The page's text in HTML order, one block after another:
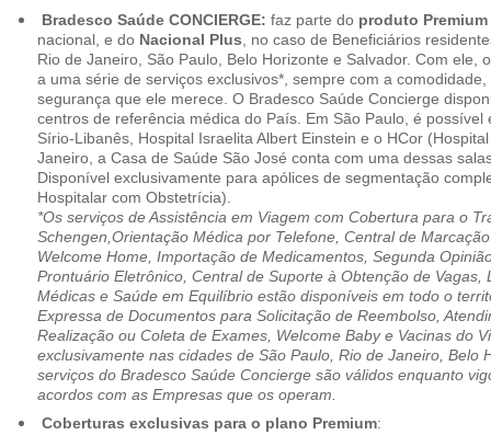
Bradesco Saúde CONCIERGE: faz parte do produto Premium
nacional, e do Nacional Plus , no caso de Beneficiários
Rio de Janeiro, São Paulo, Belo Horizonte e Salvador. Com ele,
a uma série de serviços exclusivos*, sempre com a
segurança que ele merece. O Bradesco Saúde Concierge
centros de referência médica do País. Em São Paulo, é possível
Sírio-Libanês, Hospital Israelita Albert Einstein e o HCor
Janeiro, a Casa de Saúde São José conta com uma dessas
Disponível exclusivamente para apólices de segmentação
Hospitalar com Obstetrícia).
*Os serviços de Assistência em Viagem com Cobertura para o
Schengen,Orientação Médica por Telefone, Central de
Welcome Home, Importação de Medicamentos, Segunda
Prontuário Eletrônico, Central de Suporte à Obtenção de Vagas,
Médicas e Saúde em Equilíbrio estão disponíveis em todo o
Expressa de Documentos para Solicitação de Reembolso,
Realização ou Coleta de Exames, Welcome Baby e Vacinas do
exclusivamente nas cidades de São Paulo, Rio de Janeiro, Belo
serviços do Bradesco Saúde Concierge são válidos enquanto
acordos com as Empresas que os operam.
Coberturas exclusivas para o plano Premium: